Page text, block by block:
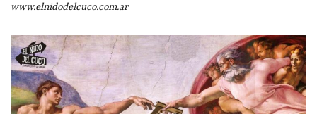
www.elnidodelcuco.com.ar